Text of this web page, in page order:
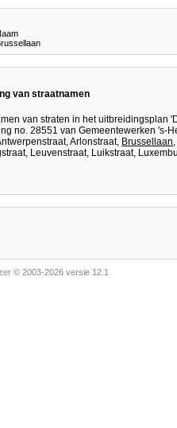
van straatnamen
van straten in het uitbreidingsplan
no. 28551 van Gemeentewerken 's-
Arlonstraat, Brussellaan
Leuvenstraat, Luikstraat,
© 2003-2026 versie 12.1